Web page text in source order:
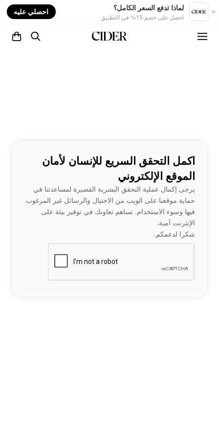
لماذا تدفع السعر الكامل؟
احصل على خصم 15% في التطبيق
احصلي عليه
اكمل التحقق السريع للإنسان لأمان
الموقع الإلكتروني
يرجى إكمال عملية التحقق البشرية القصيرة لمساعدتنا في
حماية موقعنا على الويب من الاحتيال والرسائل غير المرغوب
فيها وسوء الاستخدام. تساهم تعاونك في توفير بيئة على
الإنترنت آمنة.
شكرا لدعمكم.